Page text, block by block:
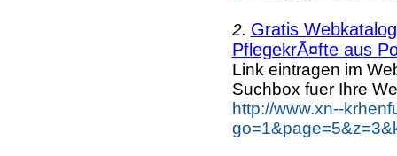
2. Gratis
PflegekrÃ¤fte aus
Link eintragen im
Suchbox fuer Ihre
http://www.xn--